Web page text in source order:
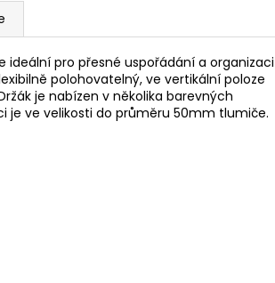
pro přesné uspořádání a
polohovatelný, ve vertikální poloze
je nabízen v několika barevných
je ve velikosti do průměru 50mm tlumiče.